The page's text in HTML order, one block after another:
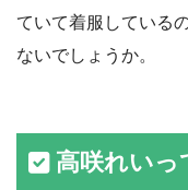
ていて着服しているの
ないでしょうか。
高咲れいっ